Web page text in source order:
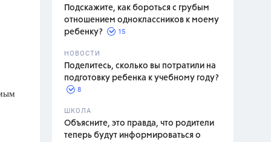
Подскажите, как бороться с грубым
отношением одноклассников к моему
ребенку?
15
НОВОСТИ
Поделитесь, сколько вы потратили на
подготовку ребенка к учебному году?
8
ШКОЛА
Объясните, это правда, что родители
теперь будут информироваться о